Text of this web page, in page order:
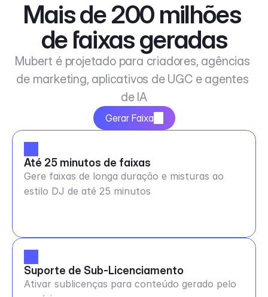
Mais de 200 milhões
de faixas geradas
Mubert é projetado para criadores, agências
de marketing, aplicativos de UGC e agentes
de IA
Gerar Faixa
Até 25 minutos de faixas
Gere faixas de longa duração e misturas ao
estilo DJ de até 25 minutos
Suporte de Sub-Licenciamento
Ativar sublicenças para conteúdo gerado pelo